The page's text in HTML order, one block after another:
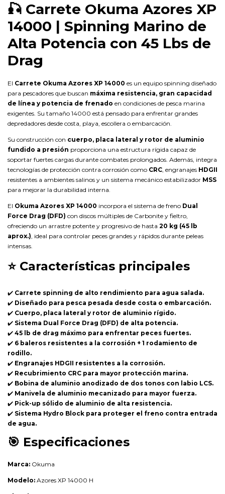
🎣 Carrete Okuma Azores XP
14000 | Spinning Marino de
Alta Potencia con 45 Lbs de
Drag
El Carrete Okuma Azores XP 14000 es un equipo spinning diseñado
para pescadores que buscan máxima resistencia, gran capacidad
de línea y potencia de frenado en condiciones de pesca marina
exigentes. Su tamaño 14000 está pensado para enfrentar grandes
depredadores desde costa, playa, escollera o embarcación.
Su construcción con cuerpo, placa lateral y rotor de aluminio
fundido a presión proporciona una estructura rígida capaz de
soportar fuertes cargas durante combates prolongados. Además, integra
tecnologías de protección contra corrosión como CRC , engranajes HDGII
resistentes a ambientes salinos y un sistema mecánico estabilizador MSS
para mejorar la durabilidad interna.
El Okuma Azores XP 14000 incorpora el sistema de freno Dual
Force Drag (DFD) con discos múltiples de Carbonite y fieltro,
ofreciendo un arrastre potente y progresivo de hasta 20 kg (45 lb
aprox.) , ideal para controlar peces grandes y rápidos durante peleas
intensas.
⭐ Características principales
✔️ Carrete spinning de alto rendimiento para agua salada.
✔️ Diseñado para pesca pesada desde costa o embarcación.
✔️ Cuerpo, placa lateral y rotor de aluminio rígido.
✔️ Sistema Dual Force Drag (DFD) de alta potencia.
✔️ 45 lb de drag máximo para enfrentar peces fuertes.
✔️ 6 baleros resistentes a la corrosión + 1 rodamiento de
rodillo.
✔️ Engranajes HDGII resistentes a la corrosión.
✔️ Recubrimiento CRC para mayor protección marina.
✔️ Bobina de aluminio anodizado de dos tonos con labio LCS.
✔️ Manivela de aluminio mecanizado para mayor fuerza.
✔️ Pick-up sólido de aluminio de alta resistencia.
✔️ Sistema Hydro Block para proteger el freno contra entrada
de agua.
🎯 Especificaciones
Marca: Okuma
Modelo: Azores XP 14000 H